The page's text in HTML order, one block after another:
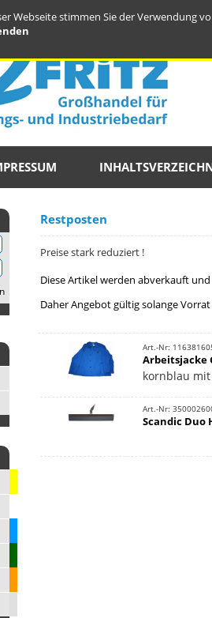
Webseite stimmen Sie der Verwendung
Restposten
Preise stark reduziert !
Diese Artikel werden abverkauft
Daher Angebot gültig solange
Art.-Nr:
Arbeitsjacke
kornblau
Art.-Nr:
Scandic Duo